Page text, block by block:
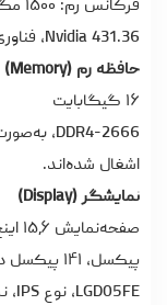
Nvidia 431.36، فناوری Optimus
حافظه رم (Memory)
۱۶ گیگابایت
اشغال شده‌اند.
نمایشگر (Display)
LGD05FE، نوع IPS، نرخ نوسازی ۱۴۴ هرتز، بدون روکش براق